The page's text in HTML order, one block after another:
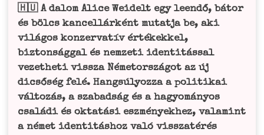
🇭🇺 A dalom Ali­ce Wei­delt egy leen­dő, bátor
és bölcs kan­cel­lár­ként mutat­ja be, aki
vilá­gos kon­zer­va­tív érté­kek­kel,
biz­tonság­gal és nem­ze­ti iden­ti­tás­sal
vez­ethe­ti viss­za Néme­tor­szá­got az új
dicső­ség felé. Hang­s­ú­ly­oz­za a poli­ti­k­ai
vál­to­zás, a sza­bad­ság és a hagyomá­n­y­os
csalá­di és okta­tá­si eszmé­ny­ek­hez, vala­mi­nt
a német iden­ti­tás­hoz való viss­za­té­rés